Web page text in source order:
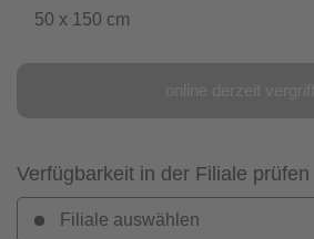
50 x 150 cm
Verfügbarkeit in der Filiale prüfen
Filiale auswählen